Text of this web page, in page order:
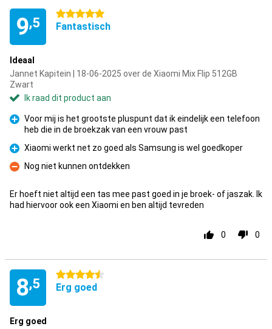
9,5
5 sterren
Fantastisch
Ideaal
Jannet Kapitein | 18-06-2025 over de Xiaomi Mix Flip 512GB
Zwart
Ik raad dit product aan
Pluspunt
Voor mij is het grootste pluspunt dat ik eindelijk een telefoon
heb die in de broekzak van een vrouw past
Pluspunt
Xiaomi werkt net zo goed als Samsung is wel goedkoper
Minpunt
Nog niet kunnen ontdekken
Er hoeft niet altijd een tas mee past goed in je broek- of jaszak. Ik
had hiervoor ook een Xiaomi en ben altijd tevreden
0 0
8,5
4.5 sterren
Erg goed
Erg goed